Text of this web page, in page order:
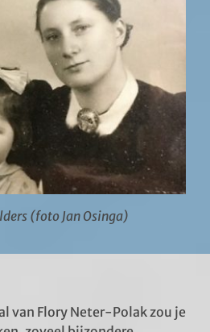
(foto Jan Osinga)
van Flory Neter-Polak zou je